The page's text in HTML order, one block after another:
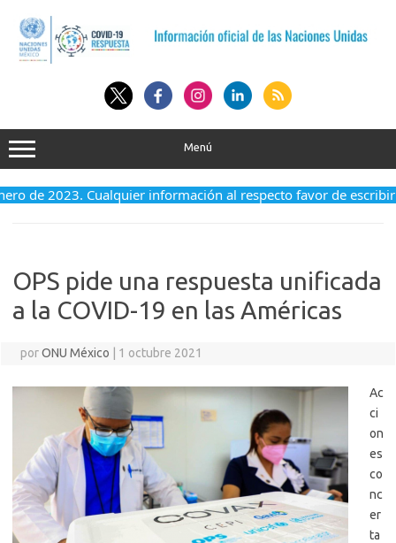
contenido
Menú
de 2023. Cualquier información al respecto favor de escribir
OPS pide una respuesta unificada
a la COVID-19 en las Américas
porONU México 1 octubre 2021
Ac
ci
on
es
co
nc
er
ta